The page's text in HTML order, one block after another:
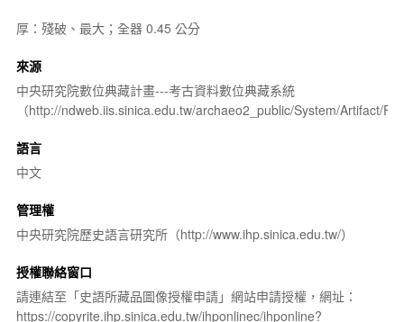
厚：殘破、最大；全器 0.45 公分
來源
中央研究院數位典藏計畫---考古資料數位典藏系統
（http://ndweb.iis.sinica.edu.tw/archaeo2_public/System/Artifact/
語言
中文
管理權
中央研究院歷史語言研究所（http://www.ihp.sinica.edu.tw/）
授權聯絡窗口
請連結至「史語所藏品圖像授權申請」網站申請授權，網址：
https://copyrite.ihp.sinica.edu.tw/ihponlinec/ihponline?